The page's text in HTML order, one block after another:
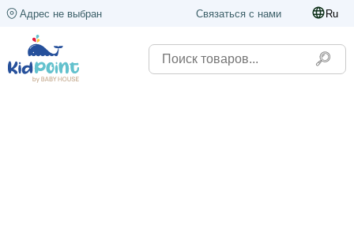
Адрес не выбран Связаться с нами Ru